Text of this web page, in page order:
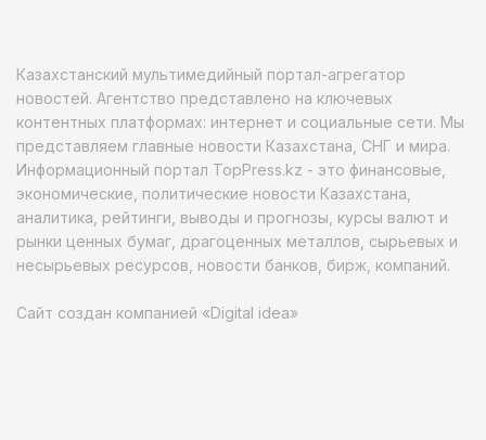
Казахстанский мультимедийный портал-агрегатор
новостей. Агентство представлено на ключевых
контентных платформах: интернет и социальные сети. Мы
представляем главные новости Казахстана, СНГ и мира.
Информационный портал TopPress.kz - это финансовые,
экономические, политические новости Казахстана,
аналитика, рейтинги, выводы и прогнозы, курсы валют и
рынки ценных бумаг, драгоценных металлов, сырьевых и
несырьевых ресурсов, новости банков, бирж, компаний.
Сайт создан компанией «Digital idea»